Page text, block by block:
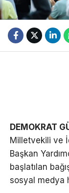
DEMOKRAT
Milletvekili ve
Başkan
başlatılan
sosyal medya